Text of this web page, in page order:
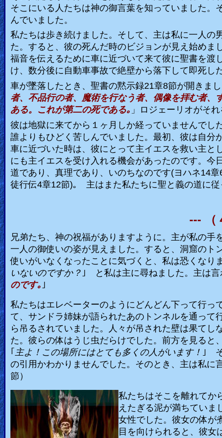
そこにいる人たちは神の御言葉を知っていました
んでいました。
私たちは歩き続けました。そして、主は私に一人
た。すると、彼の死んだ時のビジョンが見え始め
福音を伝えるために車に近づいて来て彼に聖書を
け、数分後に自動車事故で絶壁から落下して即死し
車が墜落したとき、聖書の黙示録21章8節が開きま
者、不品行の者、魔術を行なう者、偶像を拝む者
ある。これが第二の死である｡ 」ロジェーリオがそ
彼は地獄に来てから１ヶ月しか経っていませんで
誰よりもひどく苦しんでいました。最初、彼は自
車に近づいた時は、彼にとって主イエスを救い主
にも主イエスを受け入れる機会があったのです。
道であり、真理であり、いのちなのです(ヨハネ14章
徒行伝4章12節)｡ 主はまた私たちに聖と義の道に従
---
兄弟たち、神の祝福がありますように。主が私の
一人の御使いの姿が見えました。すると、洞窟の
使いがいなくなったことに気づくと、私は恐くなり
いないのですか？ ｣
と私は主に尋ねました。主は
のです｡ ｣
私たちはエレベーターのようにどんどん下って行
て、サンドラ姉妹が語られたあのトンネルを通っ
ら吊るされていました。人々が吊された壁は果て
た。彼らの体はうじ虫だらけでした。前方を見る
｢ 主よ！この場所にはとても多くの人がいます！ ｣
の引用かわかりませんでした。そのとき、主は私に
節）
私たちはそこを離れて
えたぎる泥が満ちていま
女性でした。彼女の体が
目を向けられると、彼女